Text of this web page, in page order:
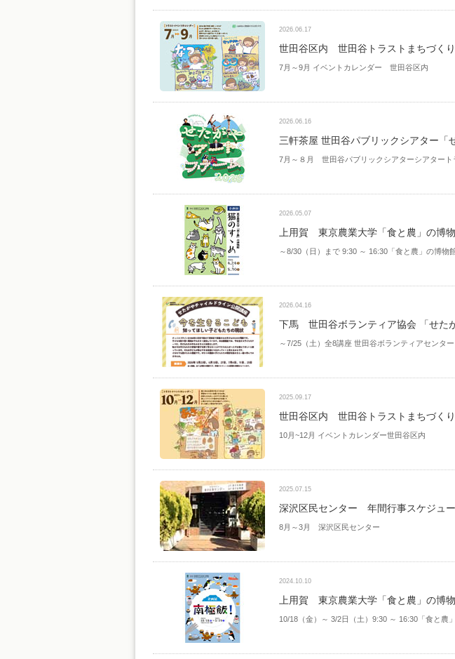
2026.06.17
世田谷区内 世田谷トラストまちづく
7月～9月 イベントカレンダー 世田谷区内
2026.06.16
三軒茶屋 世田谷パブリックシアター「
7月～８月 世田谷パブリックシアターシアター
2026.05.07
上用賀 東京農業大学「食と農」の博
～8/30（日）まで 9:30 ～ 16:30「食と農」の博物
2026.04.16
下馬 世田谷ボランティア協会 「せた
～7/25（土）全8講座 世田谷ボランティアセンタ
2025.09.17
世田谷区内 世田谷トラストまちづく
10月~12月 イベントカレンダー世田谷区内
2025.07.15
深沢区民センター 年間行事スケジュ
8月～3月 深沢区民センター
2024.10.10
上用賀 東京農業大学「食と農」の博
10/18（金）～ 3/2日（土）9:30 ～ 16:30「食と農